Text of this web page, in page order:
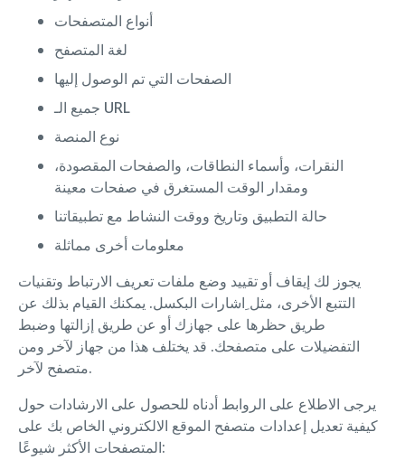
أنواع المتصفحات
لغة المتصفح
الصفحات التي تم الوصول إليها
جميع الـ URL
نوع المنصة
النقرات، وأسماء النطاقات، والصفحات المقصودة،
ومقدار الوقت المستغرق في صفحات معينة
حالة التطبيق وتاريخ ووقت النشاط مع تطبيقاتنا
معلومات أخرى مماثلة
يجوز لك إيقاف أو تقييد وضع ملفات تعريف الارتباط وتقنيات
التتبع الأخرى، مثل ِاشارات البكسل. يمكنك القيام بذلك عن
طريق حظرها على جهازك أو عن طريق إزالتها وضبط
التفضيلات على متصفحك. قد يختلف هذا من جهاز لآخر ومن
متصفح لآخر.
يرجى الاطلاع على الروابط أدناه للحصول على الارشادات حول
كيفية تعديل إعدادات متصفح الموقع الالكتروني الخاص بك على
المتصفحات الأكثر شيوعًا: